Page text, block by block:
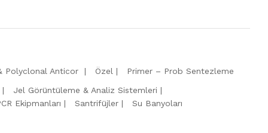
Polyclonal Anticor Özel
Primer – Prob Sentezleme
Jel Görüntüleme & Analiz Sistemleri
Ekipmanları Santrifüjler
Su Banyoları